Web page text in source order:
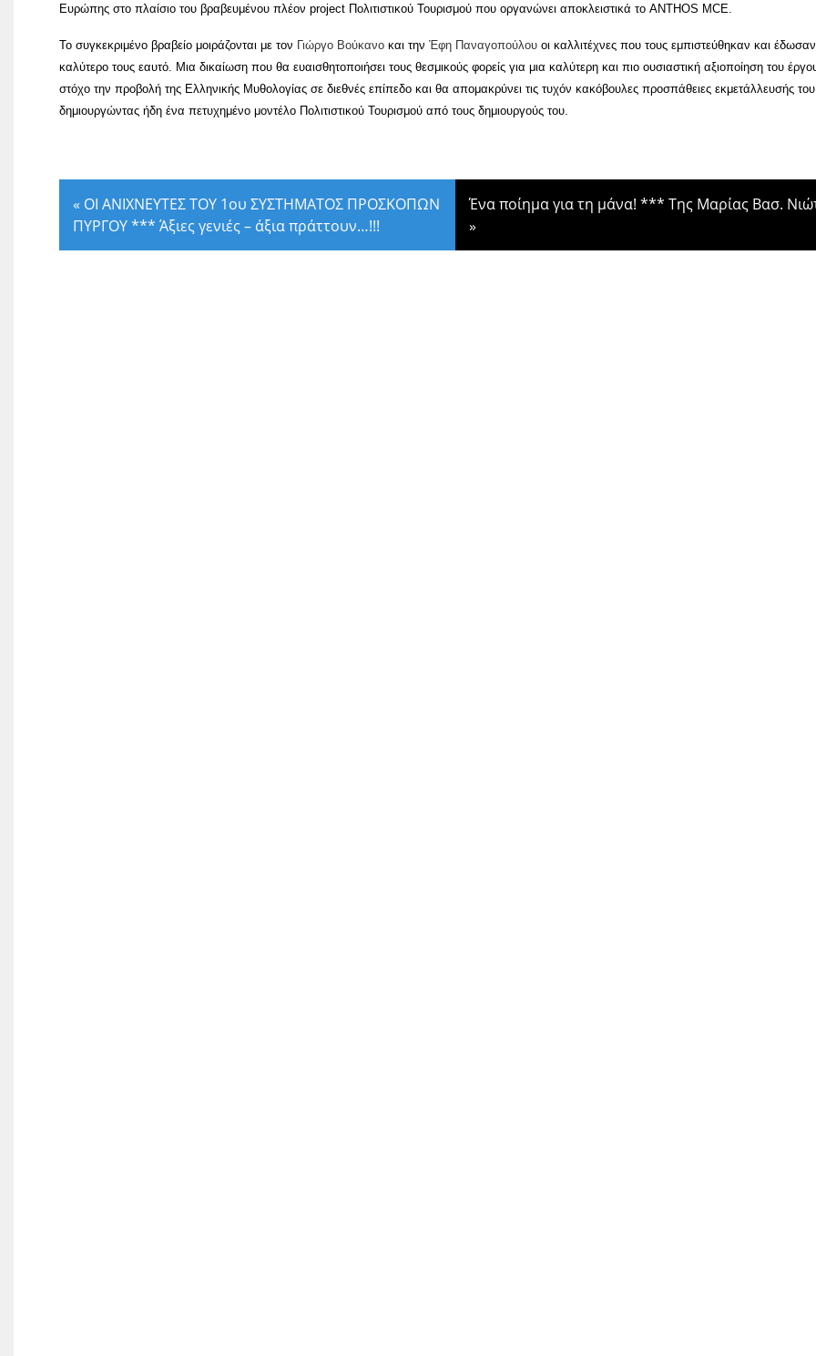
Ευρώπης στο πλαίσιο του βραβευμένου πλέον project Πολιτιστικού Τουρισμού που οργανώνει αποκλειστικά το ANTHOS MCE.
Το συγκεκριμένο βραβείο μοιράζονται με τον Γιώργο Βούκανο και την Έφη Παναγοπούλου οι καλλιτέχνες που τους εμπιστεύθηκαν και
καλύτερο τους εαυτό. Μια δικαίωση που θα ευαισθητοποιήσει τους θεσμικούς φορείς για μια καλύτερη και πιο ουσιαστική αξιοποίηση του
στόχο την προβολή της Ελληνικής Μυθολογίας σε διεθνές επίπεδο και θα απομακρύνει τις τυχόν κακόβουλες προσπάθειες εκμετάλλευσής του,
δημιουργώντας ήδη ένα πετυχημένο μοντέλο Πολιτιστικού Τουρισμού από τους δημιουργούς του.
« ΟΙ ΑΝΙΧΝΕΥΤΕΣ ΤΟΥ 1ου ΣΥΣΤΗΜΑΤΟΣ ΠΡΟΣΚΟΠΩΝ
ΠΥΡΓΟΥ *** Άξιες γενιές – άξια πράττουν…!!!
Ένα ποίημα για τη μάνα! *** Της Μαρίας Βασ.
»